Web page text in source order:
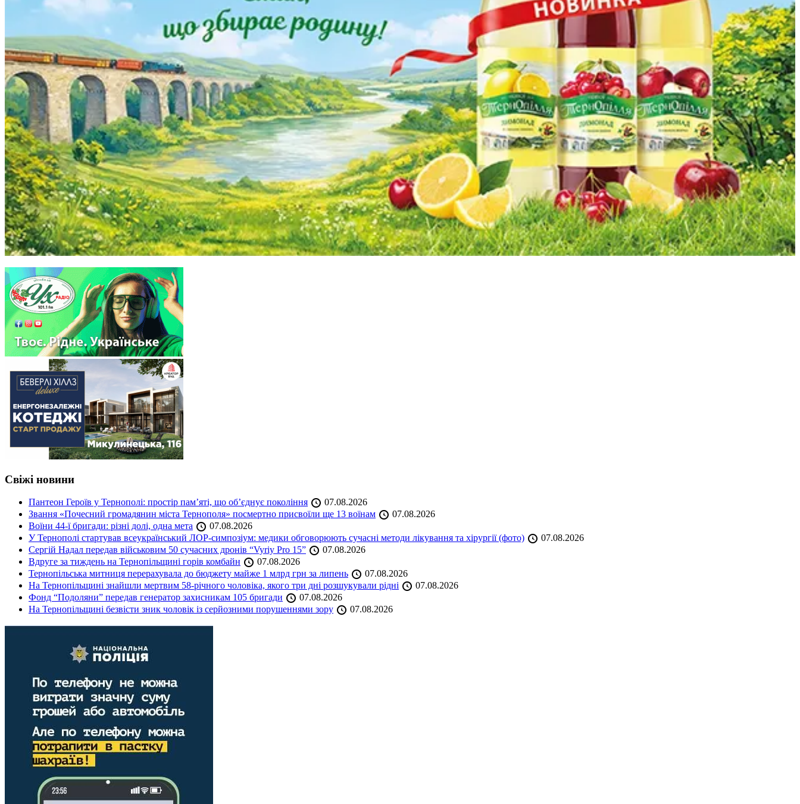
Свіжі новини
Пантеон Героїв у Тернополі: простір пам’яті, що об’єднує покоління
07.08.2026
Звання «Почесний громадянин міста Тернополя» посмертно присвоїли ще 13 воїнам
07.08.2026
Воїни 44-ї бригади: різні долі, одна мета
07.08.2026
У Тернополі стартував всеукраїнський ЛОР-симпозіум: медики обговорюють сучасні методи лікування та хірургії (фото)
07.08.2026
Сергій Надал передав військовим 50 сучасних дронів “Vyriy Pro 15”
07.08.2026
Вдруге за тиждень на Тернопільщині горів комбайн
07.08.2026
Тернопільська митниця перерахувала до бюджету майже 1 млрд грн за липень
07.08.2026
На Тернопільщині знайшли мертвим 58-річного чоловіка, якого три дні розшукували рідні
07.08.2026
Фонд “Подоляни” передав генератор захисникам 105 бригади
07.08.2026
На Тернопільщині безвісти зник чоловік із серйозними порушеннями зору
07.08.2026